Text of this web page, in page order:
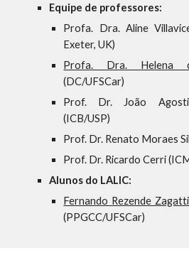
Equipe de professores:
Profa. Dra. Aline
Exeter, UK)
Profa. Dra. Helena
(DC/UFSCar)
Prof. Dr. João
(ICB/USP)
Prof. Dr. Renato Moraes
Prof. Dr. Ricardo Cerri
Alunos do LALIC:
Fernando Rezende Zagatti
(PPGCC/UFSCar)